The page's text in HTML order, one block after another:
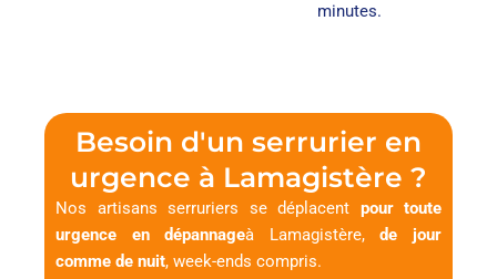
minutes.
Besoin d'un serrurier en
urgence à Lamagistère ?
Nos artisans serruriers se déplacent pour toute
urgence en dépannageà Lamagistère,de jour
comme de nuit, week-ends compris.